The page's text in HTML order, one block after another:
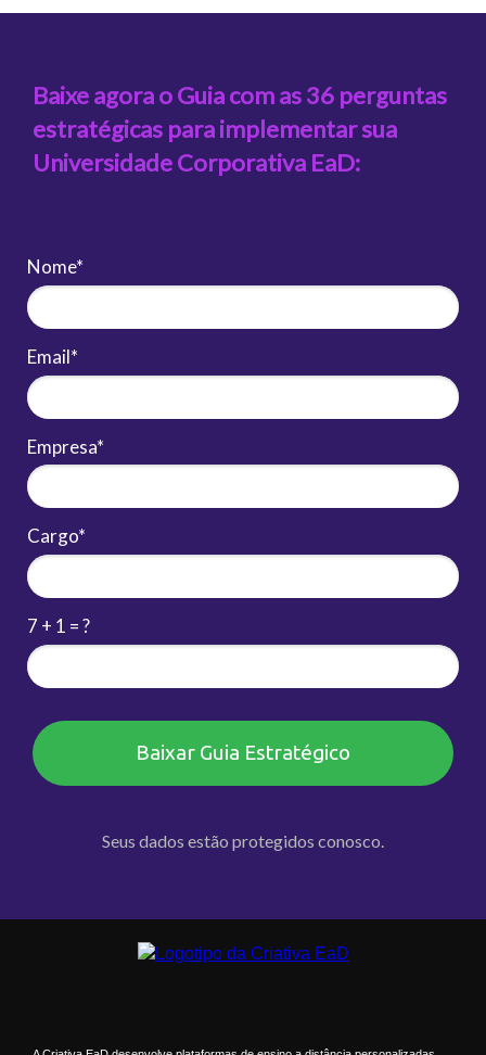
Baixe agora o Guia com as 36 perguntas
estratégicas para implementar sua
Universidade Corporativa EaD:
Nome*
Email*
Empresa*
Cargo*
7 + 1 = ?
Baixar Guia Estratégico
Seus dados estão protegidos conosco.